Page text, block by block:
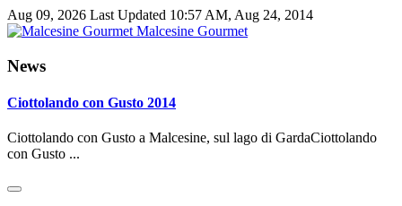
Aug 09, 2026 Last Updated 10:57 AM, Aug 24, 2014
Malcesine Gourmet
News
Ciottolando con Gusto 2014
Ciottolando con Gusto a Malcesine, sul lago di GardaCiottolando
con Gusto ...